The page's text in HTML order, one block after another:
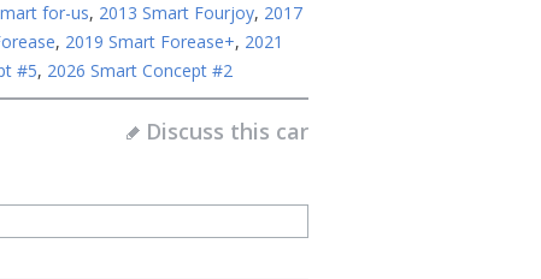
for-us, 2013 Smart Fourjoy, 2017
, 2019 Smart Forease+, 2021
#5, 2026 Smart Concept #2
Discuss this car